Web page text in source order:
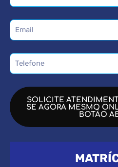
SOLICITE
SE AGORA MESMO
BOTÃO